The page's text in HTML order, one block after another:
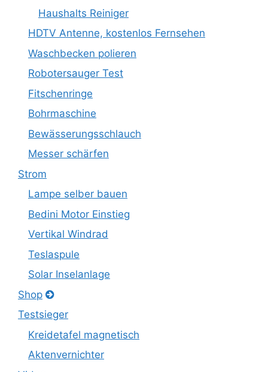
Haushalts Reiniger
HDTV Antenne, kostenlos Fernsehen
Waschbecken polieren
Robotersauger Test
Fitschenringe
Bohrmaschine
Bewässerungsschlauch
Messer schärfen
Strom
Lampe selber bauen
Bedini Motor Einstieg
Vertikal Windrad
Teslaspule
Solar Inselanlage
Shop
Testsieger
Kreidetafel magnetisch
Aktenvernichter